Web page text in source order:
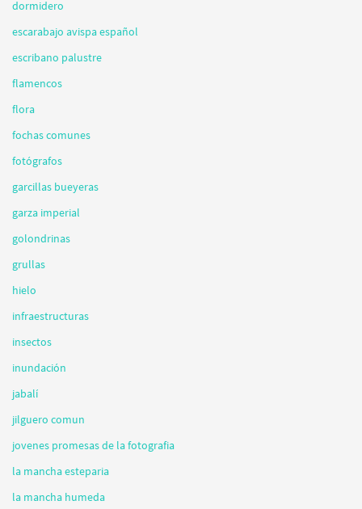
dormidero
escarabajo avispa español
escribano palustre
flamencos
flora
fochas comunes
fotógrafos
garcillas bueyeras
garza imperial
golondrinas
grullas
hielo
infraestructuras
insectos
inundación
jabalí
jilguero comun
jovenes promesas de la fotografia
la mancha esteparia
la mancha humeda